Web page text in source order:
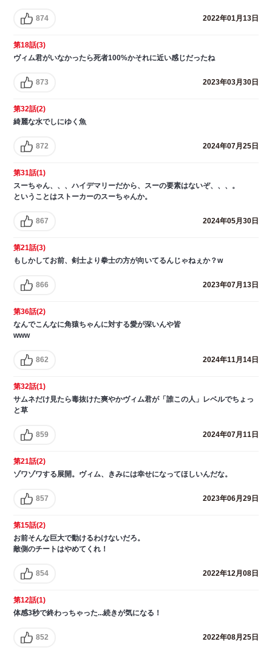
874 2022年01月13日
第18話(3)
ヴィム君がいなかったら死者100%かそれに近い感じだったね
873 2023年03月30日
第32話(2)
綺麗な水でしにゆく魚
872 2024年07月25日
第31話(1)
スーちゃん、、、ハイデマリーだから、スーの要素はないぞ、、、。
ということはストーカーのスーちゃんか。
867 2024年05月30日
第21話(3)
もしかしてお前、剣士より拳士の方が向いてるんじゃねぇか？w
866 2023年07月13日
第36話(2)
なんでこんなに角猿ちゃんに対する愛が深いんや皆
www
862 2024年11月14日
第32話(1)
サムネだけ見たら毒抜けた爽やかヴィム君が「誰この人」レベルでちょっ
と草
859 2024年07月11日
第21話(2)
ゾワゾワする展開。ヴィム、きみには幸せになってほしいんだな。
857 2023年06月29日
第15話(2)
お前そんな巨大で動けるわけないだろ。
敵側のチートはやめてくれ！
854 2022年12月08日
第12話(1)
体感3秒で終わっちゃった...続きが気になる！
852 2022年08月25日